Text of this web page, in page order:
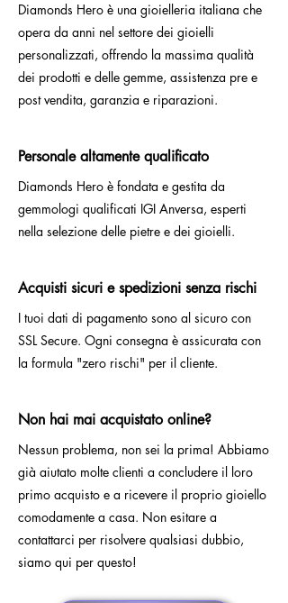
Diamonds Hero è una gioielleria italiana che
opera da anni nel settore dei gioielli
personalizzati, offrendo la massima qualità
dei prodotti e delle gemme, assistenza pre e
post vendita, garanzia e riparazioni.
Personale altamente qualificato
Diamonds Hero è fondata e gestita da
gemmologi qualificati IGI Anversa, esperti
nella selezione delle pietre e dei gioielli.
Acquisti sicuri e spedizioni senza rischi
I tuoi dati di pagamento sono al sicuro con
SSL Secure. Ogni consegna è assicurata con
la formula "zero rischi" per il cliente.
Non hai mai acquistato online?
Nessun problema, non sei la prima! Abbiamo
già aiutato molte clienti a concludere il loro
primo acquisto e a ricevere il proprio gioiello
comodamente a casa. Non esitare a
contattarci per risolvere qualsiasi dubbio,
siamo qui per questo!